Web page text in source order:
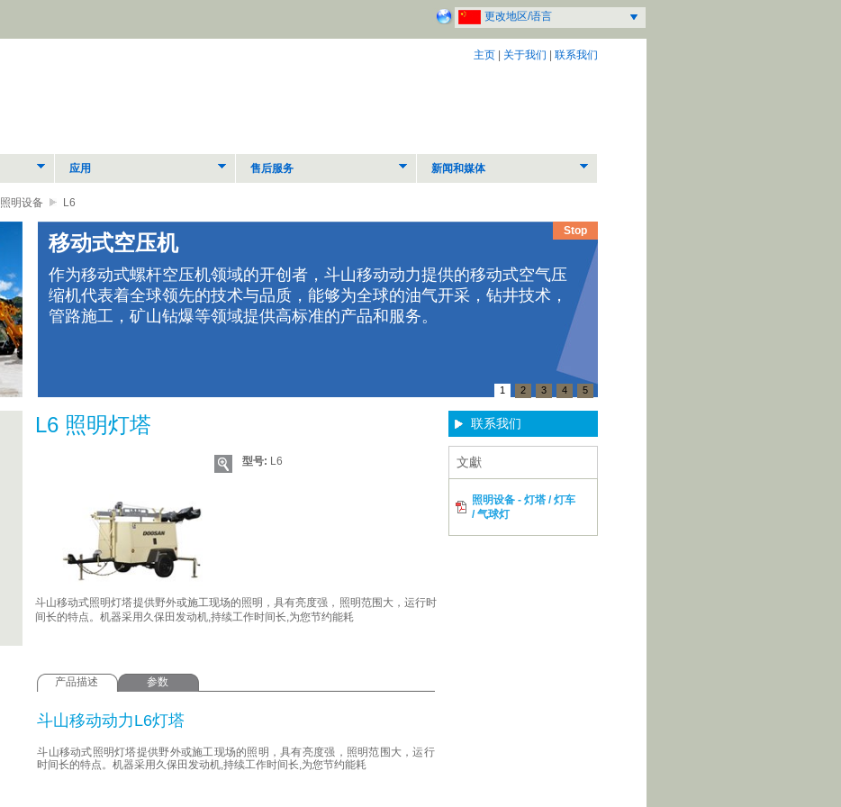
更改地区/语言
主页 关于我们 联系我们
应用 售后服务 新闻和媒体
照明设备 L6
Stop
1 2 3 4 5
移动式空压机
作为移动式螺杆空压机领域的开创者，斗山移动动力提供的移动式空气压
缩机代表着全球领先的技术与品质，能够为全球的油气开采，钻井技术，
管路施工，矿山钻爆等领域提供高标准的产品和服务。
L6 照明灯塔
型号: L6
斗山移动式照明灯塔提供野外或施工现场的照明，具有亮度强，照明范围大，运行时
间长的特点。机器采用久保田发动机,持续工作时间长,为您节约能耗
产品描述 参数
斗山移动动力L6灯塔
斗山移动式照明灯塔提供野外或施工现场的照明，具有亮度强，照明范围大，运行
时间长的特点。机器采用久保田发动机,持续工作时间长,为您节约能耗
联系我们
文獻
照明设备 - 灯塔 / 灯车
/ 气球灯